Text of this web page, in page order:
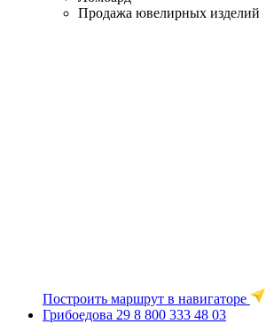
Продажа ювелирных изделий
Построить маршрут в навигаторе
Грибоедова 29 8 800 333 48 03